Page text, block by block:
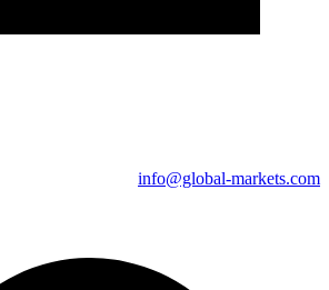
info@global-markets.com